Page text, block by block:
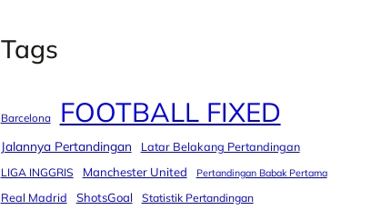
Tags
Barcelona FOOTBALL FIXED
Jalannya Pertandingan Latar Belakang Pertandingan
LIGA INGGRIS Manchester United Pertandingan Babak Pertama
Real Madrid ShotsGoal Statistik Pertandingan